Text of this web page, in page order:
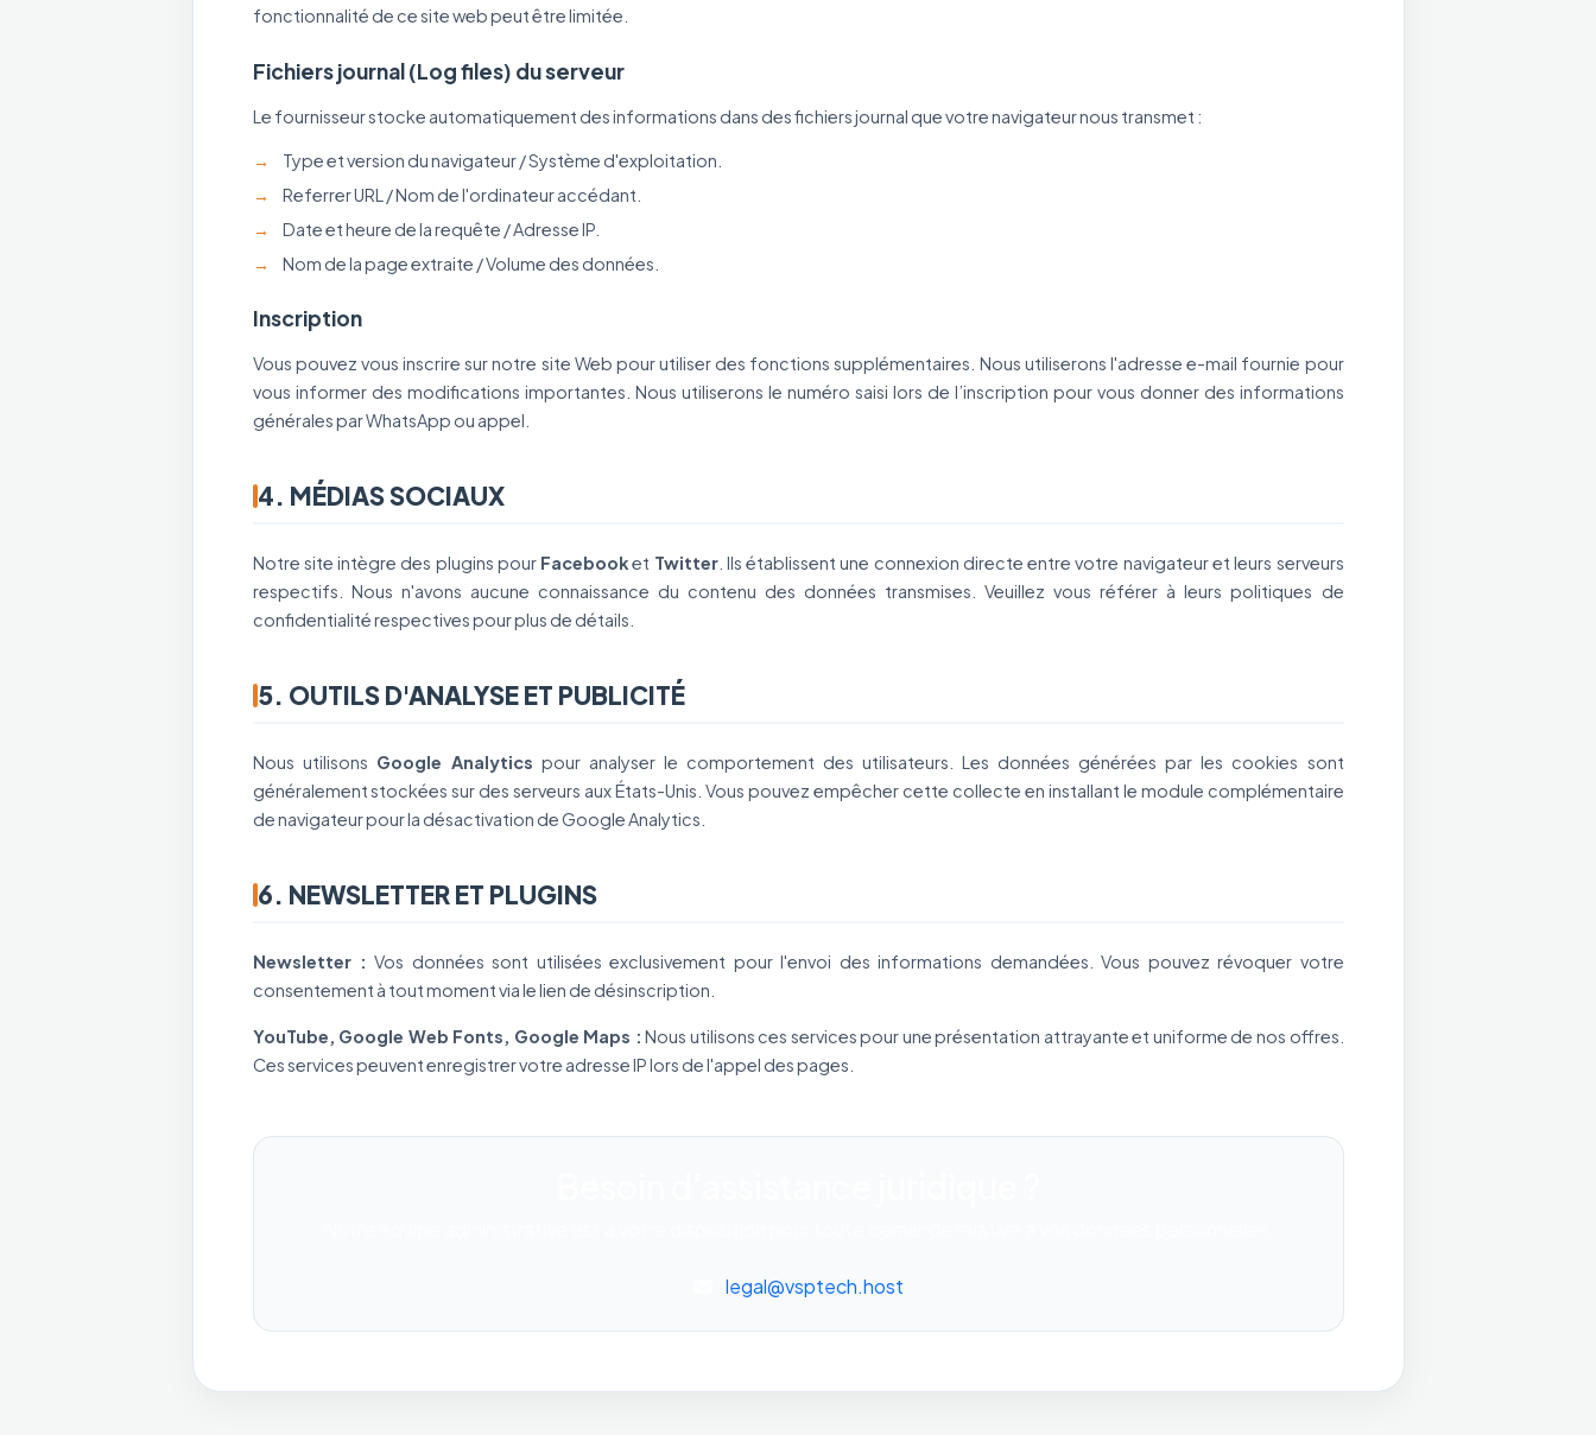
fonctionnalité de ce site web peut être limitée.
Fichiers journal (Log files) du serveur
Le fournisseur stocke automatiquement des informations dans des fichiers journal que votre navigateur nous transmet :
Type et version du navigateur / Système d'exploitation.
Referrer URL / Nom de l'ordinateur accédant.
Date et heure de la requête / Adresse IP.
Nom de la page extraite / Volume des données.
Inscription
Vous pouvez vous inscrire sur notre site Web pour utiliser des fonctions supplémentaires. Nous utiliserons l'adresse e-mail fournie pour
vous informer des modifications importantes. Nous utiliserons le numéro saisi lors de l’inscription pour vous donner des informations
générales par WhatsApp ou appel.
4. MÉDIAS SOCIAUX
Notre site intègre des plugins pour Facebooket Twitter. Ils établissent une connexion directe entre votre navigateur et leurs serveurs
respectifs. Nous n'avons aucune connaissance du contenu des données transmises. Veuillez vous référer à leurs politiques de
confidentialité respectives pour plus de détails.
5. OUTILS D'ANALYSE ET PUBLICITÉ
Nous utilisons Google Analytics pour analyser le comportement des utilisateurs. Les données générées par les cookies sont
généralement stockées sur des serveurs aux États-Unis. Vous pouvez empêcher cette collecte en installant le module complémentaire
de navigateur pour la désactivation de Google Analytics.
6. NEWSLETTER ET PLUGINS
Newsletter : Vos données sont utilisées exclusivement pour l'envoi des informations demandées. Vous pouvez révoquer votre
consentement à tout moment via le lien de désinscription.
YouTube, Google Web Fonts, Google Maps : Nous utilisons ces services pour une présentation attrayante et uniforme de nos offres.
Ces services peuvent enregistrer votre adresse IP lors de l'appel des pages.
legal@vsptech.host